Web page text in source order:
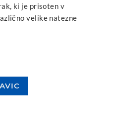
ki je prisoten v
velike natezne